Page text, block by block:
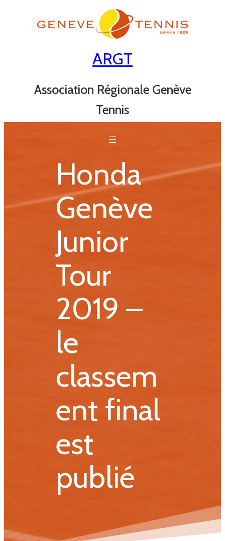
ARGT
Association Régionale Genève
Tennis
Honda
Genève
Junior
Tour
2019 –
le
classem
ent final
est
publié